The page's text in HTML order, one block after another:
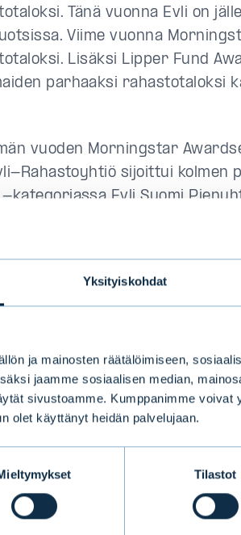
Yksityiskohdat
ja mainosten räätälöimiseen,
jaamme sosiaalisen median,
sivustoamme. Kumppanimme voivat
olet käyttänyt heidän palvelujaan.
Tilastot
Tänä vuonna Evli on
Viime vuonna
Lisäksi Lipper Fund
parhaaksi rahastotaloksi
vuoden Morningstar
Rahastoyhtiö sijoittui kolmen
kategoriassa Evli Suomi
varainhoitaja
keräsi toiseksi eniten
hallinnoimien perinteisten
kasvoi 15 %:lla 10
on johtava markkina-asema